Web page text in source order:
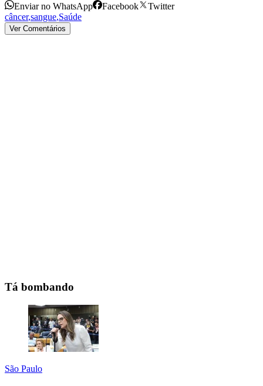
Enviar no WhatsApp Facebook
Twitter
câncer,sangue,Saúde
Ver Comentários
Tá bombando
São Paulo